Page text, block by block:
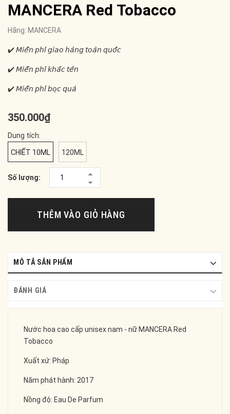
MANCERA Red Tobacco
Hãng: MANCERA
✔️ 𝘔𝘪𝘦̂̃𝘯 𝘱𝘩𝘪́ 𝘨𝘪𝘢𝘰 𝘩𝘢̀𝘯𝘨 𝘵𝘰𝘢̀𝘯 𝘲𝘶𝘰̂́𝘤
✔️ 𝘔𝘪𝘦̂̃𝘯 𝘱𝘩𝘪́ 𝘬𝘩𝘢̆́𝘤 𝘵𝘦̂𝘯
✔️ 𝘔𝘪𝘦̂̃𝘯 𝘱𝘩𝘪́ 𝘣𝘰̣𝘤 𝘲𝘶𝘢̀
350.000₫
Dung tích:
CHIẾT 10ML 120ML
Số lượng:
THÊM VÀO GIỎ HÀNG
MÔ TẢ SẢN PHẨM
ĐÁNH GIÁ
Nước hoa cao cấp unisex nam - nữ MANCERA Red
Tobacco
Xuất xứ: Pháp
Năm phát hành: 2017
Nồng độ: Eau De Parfum